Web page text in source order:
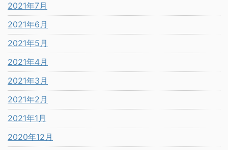
2021年7月
2021年6月
2021年5月
2021年4月
2021年3月
2021年2月
2021年1月
2020年12月